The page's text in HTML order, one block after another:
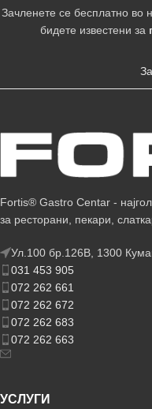
Зачленете се бесплатно во
бидете известени за
Fortis® Gastro Centar -
за ресторани, пекари,
Ул.100 бр.126В, 1300
031 453 905
072 262 661
072 262 672
072 262 683
072 262 663
УСЛУГИ